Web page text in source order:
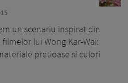
un scenariu inspirat din
lui Wong Kar-Wai:
pretioase si culori